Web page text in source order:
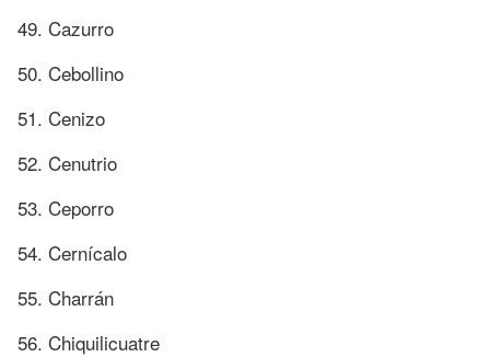
49. Cazurro
50. Cebollino
51. Cenizo
52. Cenutrio
53. Ceporro
54. Cernícalo
55. Charrán
56. Chiquilicuatre